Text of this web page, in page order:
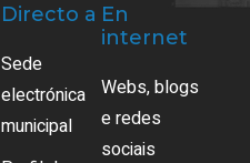
Directo a
Sede
electrónica
municipal
En
internet
Webs, blogs
e redes
sociais